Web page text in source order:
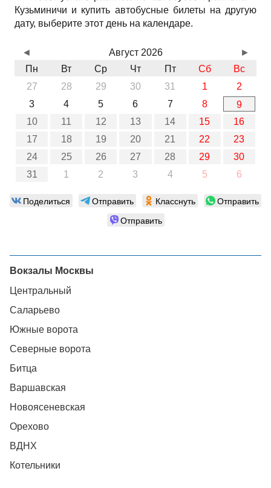
Кузьминичи и купить автобусные билеты на другую
дату, выберите этот день на календаре.
Август 2026
Пн
Вт Ср Чт Пт Сб
Вс
27
28 29 30 31 1
2
3
4 5 6 7 8
9
10
11 12 13 14 15
16
17
18 19 20 21 22
23
24
25 26 27 28 29
30
31
1 2 3 4 5 6
◄ ►
Поделиться Отправить Класснуть
Отправить
Отправить
Вокзалы Москвы
Центральный
Саларьево
Южные ворота
Северные ворота
Битца
Варшавская
Новоясеневская
Орехово
ВДНХ
Котельники